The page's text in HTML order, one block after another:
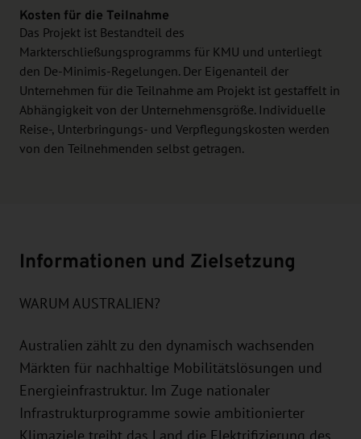
Kosten für die Teilnahme
Das Projekt ist Bestandteil des
Markterschließungsprogramms für KMU und unterliegt
den De-Minimis-Regelungen. Der Eigenanteil der
Unternehmen für die Teilnahme am Projekt ist gestaffelt in
Abhängigkeit von der Unternehmensgröße. Individuelle
Reise-, Unterbringungs- und Verpflegungskosten werden
von den Teilnehmenden selbst getragen.
Informationen und Zielsetzung
WARUM AUSTRALIEN?
Australien zählt zu den dynamisch wachsenden
Märkten für nachhaltige Mobilitätslösungen und
Energieinfrastruktur. Im Zuge nationaler
Infrastrukturprogramme sowie ambitionierter
Klimaziele treibt das Land die Elektrifizierung des